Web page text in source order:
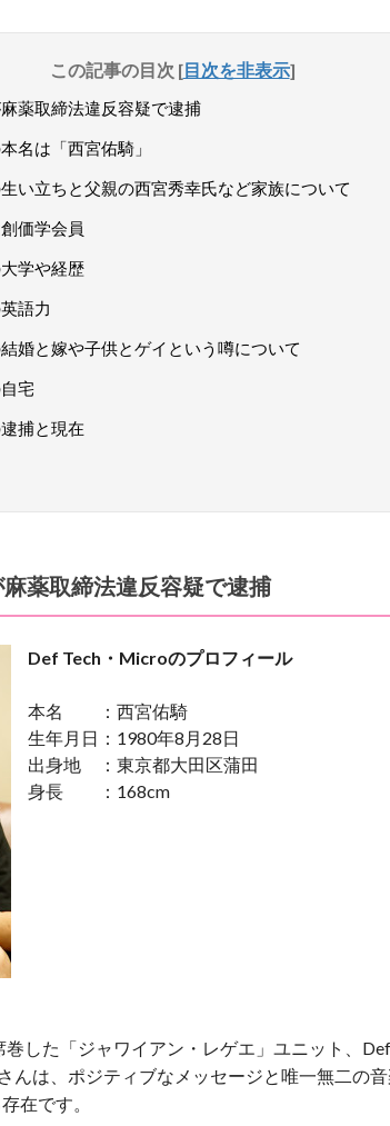
この記事の目次 [目次を非表示]
薬取締法違反容疑で逮捕
名は「西宮佑騎」
い立ちと父親の西宮秀幸氏など家族について
価学会員
学や経歴
語力
婚と嫁や子供とゲイという噂について
宅
捕と現在
薬取締法違反容疑で逮捕
Def Tech・Microのプロフィール
本名 ：西宮佑騎
生年月日：1980年8月28日
出身地 ：東京都大田区蒲田
身長 ：168cm
した「ジャワイアン・レゲエ」ユニット、
んは、ポジティブなメッセージと唯一無二の音
在です。